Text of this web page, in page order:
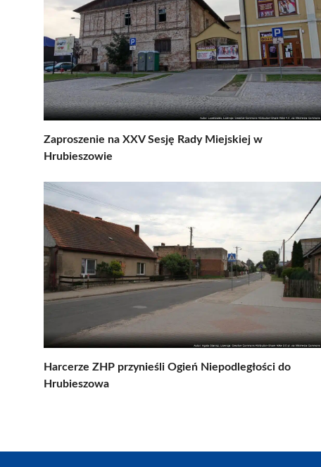
Zaproszenie na XXV Sesję Rady Miejskiej w
Hrubieszowie
Harcerze ZHP przynieśli Ogień Niepodległości do
Hrubieszowa